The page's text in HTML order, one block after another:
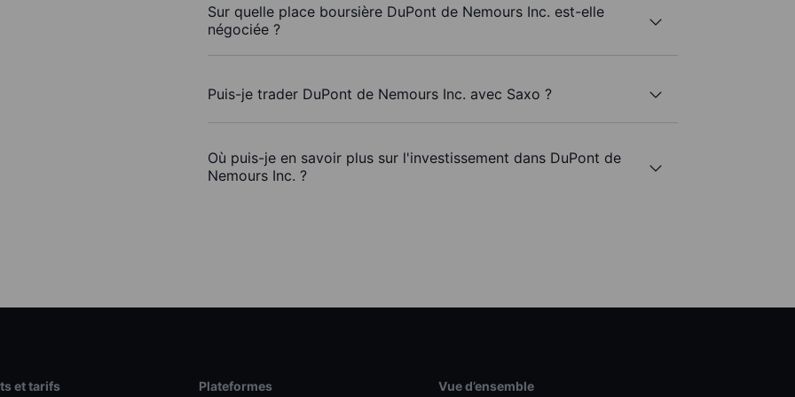
Sur quelle place boursière DuPont de Nemours Inc. est-elle
négociée ?
Puis-je trader DuPont de Nemours Inc. avec Saxo ?
Où puis-je en savoir plus sur l'investissement dans DuPont de
Nemours Inc. ?
et tarifs Plateformes Vue d’ensemble